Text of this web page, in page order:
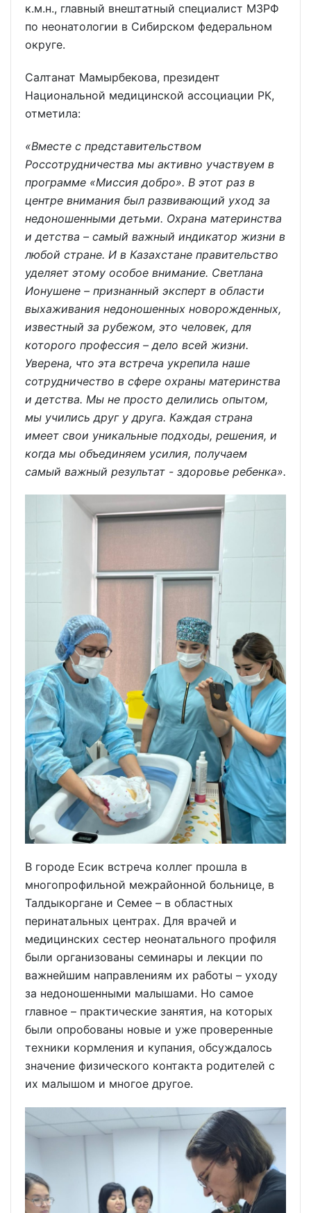
к.м.н., главный внештатный специалист МЗРФ
по неонатологии в Сибирском федеральном
округе.
Салтанат Мамырбекова, президент
Национальной медицинской ассоциации РК,
отметила:
«Вместе с представительством
Россотрудничества мы активно участвуем в
программе «Миссия добро». В этот раз в
центре внимания был развивающий уход за
недоношенными детьми. Охрана материнства
и детства – самый важный индикатор жизни в
любой стране. И в Казахстане правительство
уделяет этому особое внимание. Светлана
Ионушене – признанный эксперт в области
выхаживания недоношенных новорожденных,
известный за рубежом, это человек, для
которого профессия – дело всей жизни.
Уверена, что эта встреча укрепила наше
сотрудничество в сфере охраны материнства
и детства. Мы не просто делились опытом,
мы учились друг у друга. Каждая страна
имеет свои уникальные подходы, решения, и
когда мы объединяем усилия, получаем
самый важный результат - здоровье ребенка».
В городе Есик встреча коллег прошла в
многопрофильной межрайонной больнице, в
Талдыкоргане и Семее – в областных
перинатальных центрах. Для врачей и
медицинских сестер неонатального профиля
были организованы семинары и лекции по
важнейшим направлениям их работы – уходу
за недоношенными малышами. Но самое
главное – практические занятия, на которых
были опробованы новые и уже проверенные
техники кормления и купания, обсуждалось
значение физического контакта родителей с
их малышом и многое другое.